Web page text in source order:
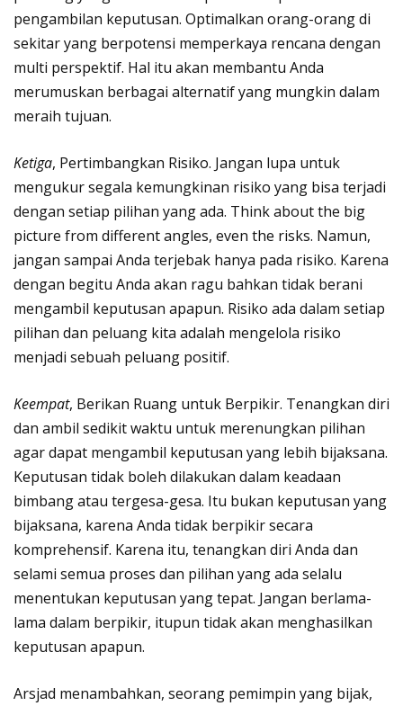
pengambilan keputusan. Optimalkan orang-orang di
sekitar yang berpotensi memperkaya rencana dengan
multi perspektif. Hal itu akan membantu Anda
merumuskan berbagai alternatif yang mungkin dalam
meraih tujuan.
Ketiga, Pertimbangkan Risiko. Jangan lupa untuk
mengukur segala kemungkinan risiko yang bisa terjadi
dengan setiap pilihan yang ada. Think about the big
picture from different angles, even the risks. Namun,
jangan sampai Anda terjebak hanya pada risiko. Karena
dengan begitu Anda akan ragu bahkan tidak berani
mengambil keputusan apapun. Risiko ada dalam setiap
pilihan dan peluang kita adalah mengelola risiko
menjadi sebuah peluang positif.
Keempat, Berikan Ruang untuk Berpikir. Tenangkan diri
dan ambil sedikit waktu untuk merenungkan pilihan
agar dapat mengambil keputusan yang lebih bijaksana.
Keputusan tidak boleh dilakukan dalam keadaan
bimbang atau tergesa-gesa. Itu bukan keputusan yang
bijaksana, karena Anda tidak berpikir secara
komprehensif. Karena itu, tenangkan diri Anda dan
selami semua proses dan pilihan yang ada selalu
menentukan keputusan yang tepat. Jangan berlama-
lama dalam berpikir, itupun tidak akan menghasilkan
keputusan apapun.
Arsjad menambahkan, seorang pemimpin yang bijak,